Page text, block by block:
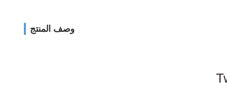
وصف المنتج